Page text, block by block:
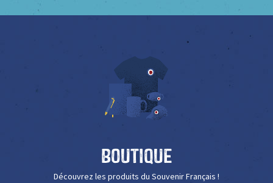
Boutique
Découvrez les produits du Souvenir Français !